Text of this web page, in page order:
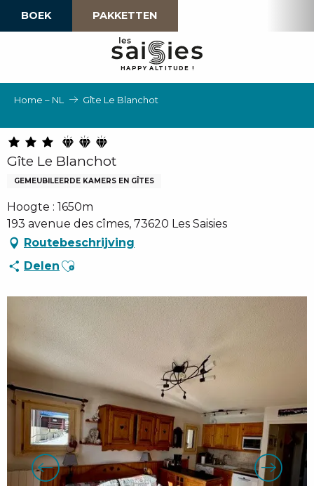
BOEK PAKKETTEN
HAPPY ALTI TU D E !
Home – NL Gîte Le Blanchot
Gîte Le Blanchot
GEMEUBILEERDE KAMERS EN GÎTES
Hoogte : 1650m
193 avenue des cîmes, 73620 Les Saisies
Routebeschrijving
Delen Ajouter aux favoris